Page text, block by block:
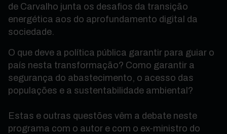
de Carvalho junta os desafios da transição
energética aos do aprofundamento digital da
sociedade.
O que deve a política pública garantir para guiar o
país nesta transformação? Como garantir a
segurança do abastecimento, o acesso das
populações e a sustentabilidade ambiental?
Estas e outras questões vêm a debate neste
programa com o autor e com o ex-ministro do